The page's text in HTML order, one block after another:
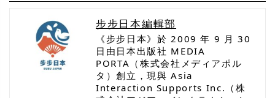
步步日本編輯部
《步步日本》於 2009 年 9 月 30
日由日本出版社 MEDIA
PORTA（株式会社メディアポル
タ）創立，現與 Asia
Interaction Supports Inc.（株